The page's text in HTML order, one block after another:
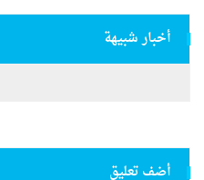
أخبار شبيهة
أضف تعليق